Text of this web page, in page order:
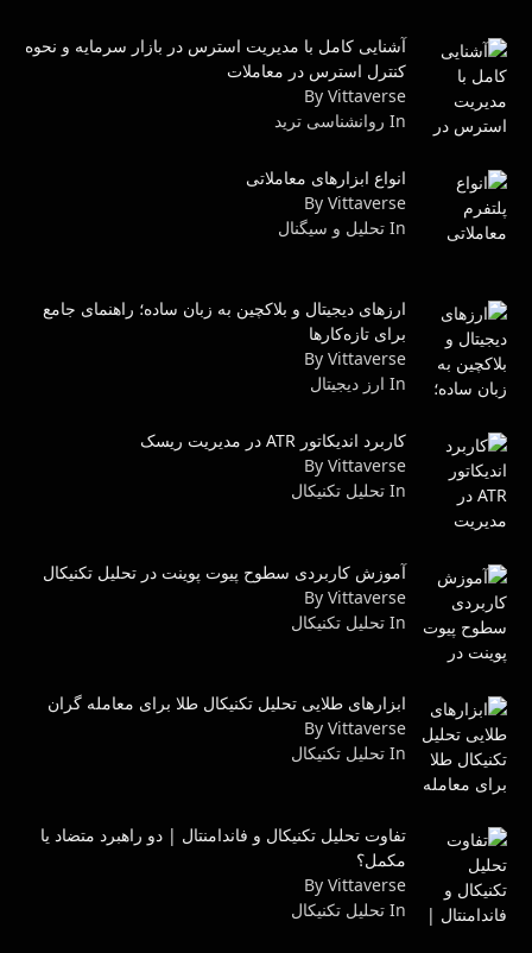
آشنایی کامل با مدیریت استرس در بازار سرمایه و نحوه
کنترل استرس در معاملات
By Vittaverse
In روانشناسى ترید
انواع ابزارهای معاملاتی
By Vittaverse
In تحلیل و سیگنال
ارزهای دیجیتال و بلاکچین به زبان ساده؛ راهنمای جامع
برای تازه‌کارها
By Vittaverse
In ارز دیجیتال
کاربرد اندیکاتور ATR در مدیریت ریسک
By Vittaverse
In تحليل تكنيكال
آموزش کاربردی سطوح پیوت پوینت در تحلیل تکنیکال
By Vittaverse
In تحليل تكنيكال
ابزارهای طلایی تحلیل تکنیکال طلا برای معامله گران
By Vittaverse
In تحليل تكنيكال
تفاوت تحلیل تکنیکال و فاندامنتال | دو راهبرد متضاد یا
مکمل؟
By Vittaverse
In تحليل تكنيكال